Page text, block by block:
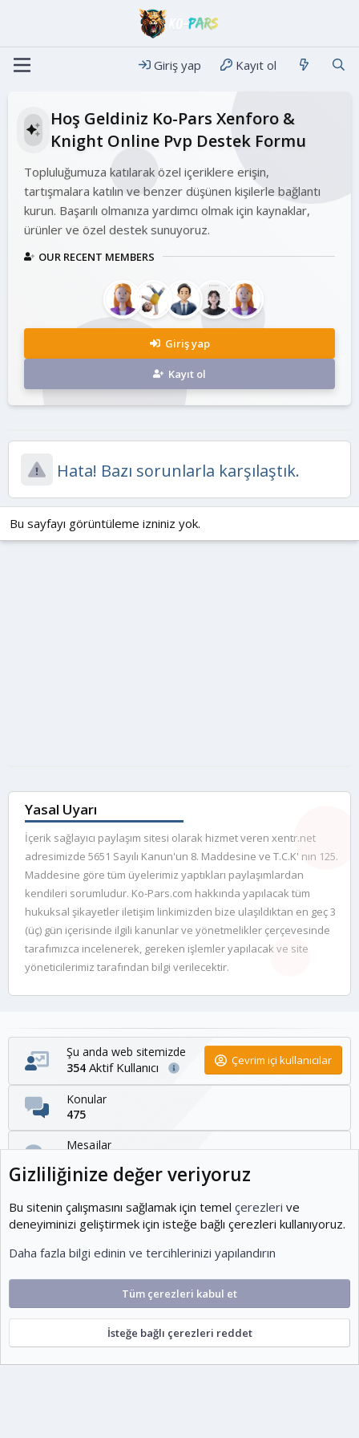
Giriş yap Kayıt ol
Hoş Geldiniz Ko-Pars Xenforo &
Knight Online Pvp Destek Formu
Topluluğumuza katılarak özel içeriklere erişin,
tartışmalara katılın ve benzer düşünen kişilerle bağlantı
kurun. Başarılı olmanıza yardımcı olmak için kaynaklar,
ürünler ve özel destek sunuyoruz.
OUR RECENT MEMBERS
Giriş yap
Kayıt ol
Hata! Bazı sorunlarla karşılaştık.
Bu sayfayı görüntüleme izniniz yok.
Yasal Uyarı
İçerik sağlayıcı paylaşım sitesi olarak hizmet veren xentr.net
adresimizde 5651 Sayılı Kanun'un 8. Maddesine ve T.C.K' nın 125.
Maddesine göre tüm üyelerimiz yaptıkları paylaşımlardan
kendileri sorumludur. Ko-Pars.com hakkında yapılacak tüm
hukuksal şikayetler iletişim linkimizden bize ulaşıldıktan en geç 3
(üç) gün içerisinde ilgili kanunlar ve yönetmelikler çerçevesinde
tarafımızca incelenerek, gereken işlemler yapılacak ve site
yöneticilerimiz tarafından bilgi verilecektir.
Şu anda web sitemizde
354 Aktif Kullanıcı Çevrim içi kullanıcılar
Konular
475
Mesajlar
1,954
Son üye
KOEditor
Cookies Ko-ParsV2
Türkçe (TR)
Gizlilik politikası Yardım Ana sayfa
S
escort
Gizliliğinize değer veriyoruz
Bu sitenin çalışmasını sağlamak için temel çerezleri ve
deneyiminizi geliştirmek için isteğe bağlı çerezleri kullanıyoruz.
Daha fazla bilgi edinin ve tercihlerinizi yapılandırın
Tüm çerezleri kabul et
İsteğe bağlı çerezleri reddet